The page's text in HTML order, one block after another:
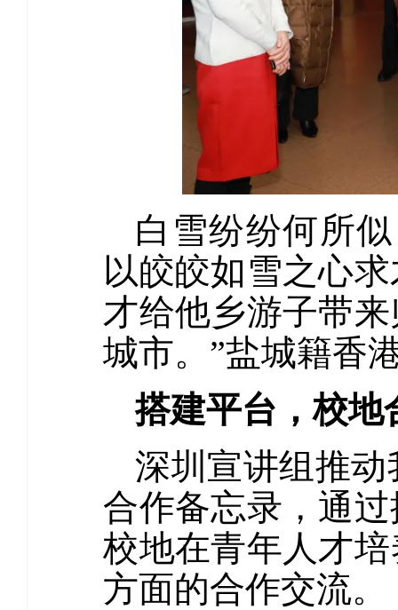
白雪纷纷何所
以皎皎如雪之心
才给他乡游子带
城市。”盐城籍香
搭建平台，校地
深圳宣讲组推
合作备忘录，通
校地在青年人才
方面的合作交流。